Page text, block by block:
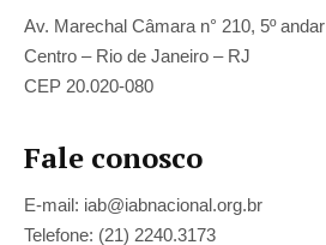
Av. Marechal Câmara n° 210, 5º andar
Centro – Rio de Janeiro – RJ
CEP 20.020-080
Fale conosco
E-mail: iab@iabnacional.org.br
Telefone: (21) 2240.3173